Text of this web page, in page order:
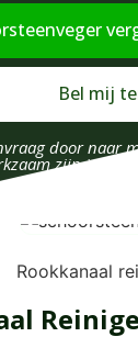
Bel mij
door naar
zijn in uw